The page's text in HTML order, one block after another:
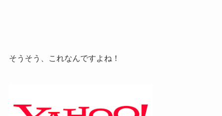
そうそう、これなんですよね！